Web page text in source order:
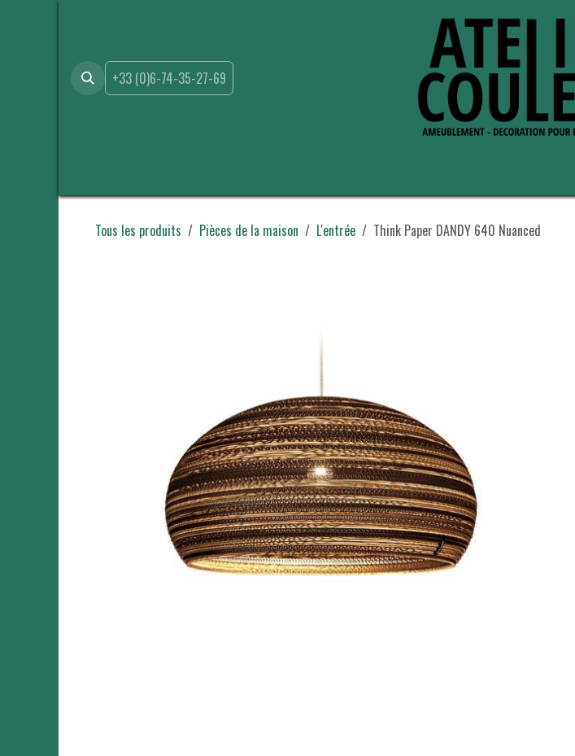
+33 (0)6-74-35-27-69
Tous les produits Pièces de la maison L'entrée Think Paper DANDY 640 Nuanced